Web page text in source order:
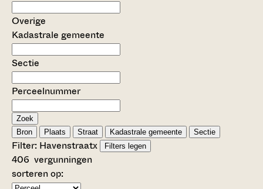
Overige
Kadastrale gemeente
Sectie
Perceelnummer
Zoek
Bron
Plaats Straat Kadastrale gemeente Sectie
Filter: Havenstraatx Filters legen
406 vergunningen
sorteren op: